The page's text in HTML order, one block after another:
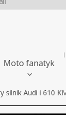
Moto fanatyk
silnik Audi i 610